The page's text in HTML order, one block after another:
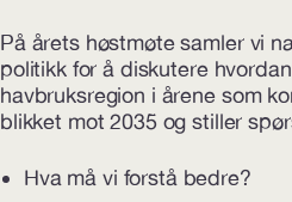
På årets høstmøte samler vi
politikk for å diskutere
havbruksregion i årene som
blikket mot 2035 og stiller
Hva må vi forstå bedre?